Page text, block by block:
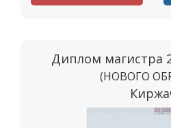
Диплом магистра
(НОВОГО